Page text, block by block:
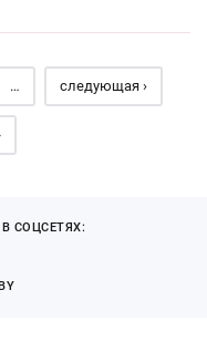
… следующая ›
СОЦСЕТЯХ: